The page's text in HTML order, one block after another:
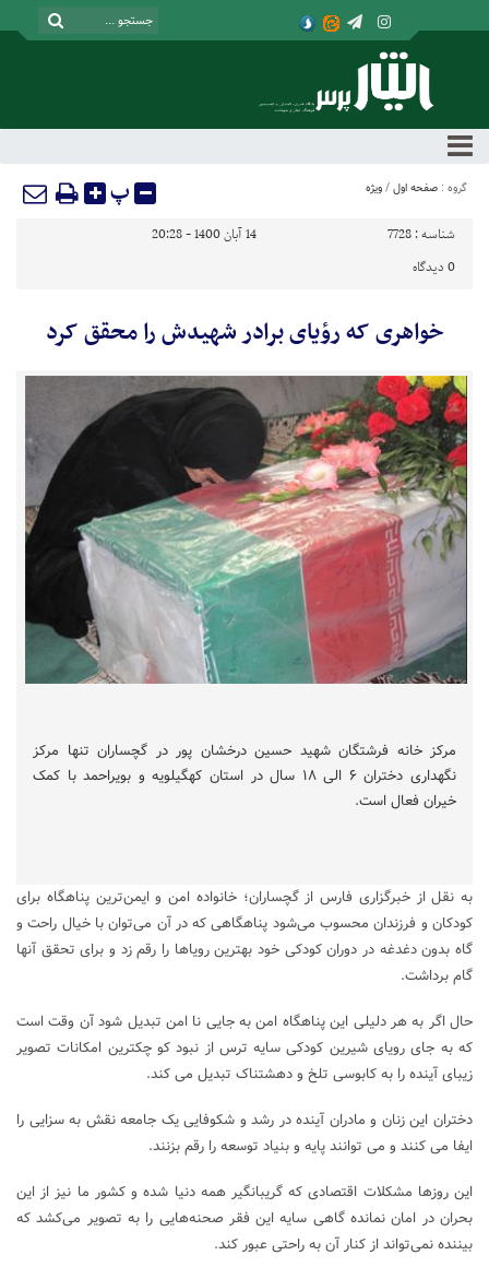
گروه : صفحه اول / ویژه پ
شناسه : 7728
14 آبان 1400 - 20:28
0 دیدگاه
خواهری که رؤیای برادر شهیدش را محقق کرد
مرکز خانه فرشتگان شهید حسین درخشان پور در گچساران تنها مرکز
نگهداری دختران ۶ الی ۱۸ سال در استان کهگیلویه و بویراحمد با کمک
خیران فعال است.
به نقل از خبرگزاری فارس از گچساران؛ خانواده امن‌ و ایمن‌ترین پناهگاه برای
کودکان و فرزندان محسوب می‌شود پناهگاهی که در آن می‌توان با خیال راحت و
گاه بدون دغدغه در دوران کودکی خود بهترین رویاها را رقم زد و برای تحقق آنها
گام برداشت.
حال اگر به هر دلیلی این پناهگاه امن به جایی نا امن تبدیل شود آن وقت است
که به جای رویای شیرین کودکی سایه ترس از نبود کو چکترین امکانات تصویر
زیبای آینده را به کابوسی تلخ و دهشتناک تبدیل می کند.
دختران این زنان و مادران آینده در رشد و شکوفایی یک جامعه نقش به سزایی را
ایفا می کنند و می توانند پایه و بنیاد توسعه را رقم بزنند.
این روزها مشکلات اقتصادی که گریبانگیر همه دنیا شده و کشور ما نیز از این
بحران در امان نمانده گاهی سایه این فقر صحنه‌هایی را به تصویر می‌کشد که
بیننده نمی‌تواند از کنار آن به راحتی عبور کند.